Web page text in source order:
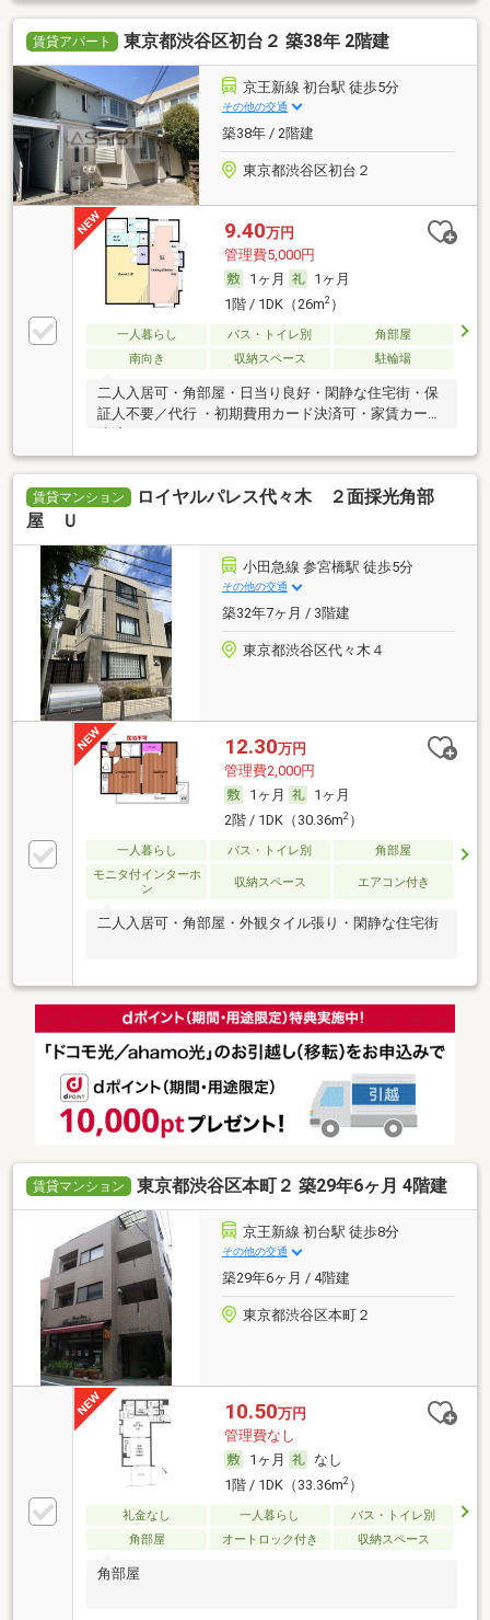
賃貸アパート 東京都渋谷区初台２ 築38年 2階建
京王新線 初台駅 徒歩5分
その他の交通
築38年 / 2階建
東京都渋谷区初台２
9.40万円
管理費5,000円
1ヶ月
1ヶ月
1階 / 1DK（26m2）
一人暮らし バス・トイレ別
角部屋
南向き
収納スペース 駐輪場
二人入居可・角部屋・日当り良好・閑静な住宅街・保
証人不要／代行 ・初期費用カード決済可・家賃カード
賃貸マンション
ロイヤルパレス代々木 ２面採光角部
屋 Ｕ
小田急線 参宮橋駅 徒歩5分
その他の交通
築32年7ヶ月 / 3階建
東京都渋谷区代々木４
12.30万円
管理費2,000円
1ヶ月
1ヶ月
2階 / 1DK（30.36m2）
一人暮らし バス・トイレ別
角部屋
モニタ付インターホ
ン
収納スペース エアコン付き
二人入居可・角部屋・外観タイル張り・閑静な住宅街
賃貸マンション 東京都渋谷区本町２ 築29年6ヶ月 4階建
京王新線 初台駅 徒歩8分
その他の交通
築29年6ヶ月 / 4階建
東京都渋谷区本町２
10.50万円
管理費なし
1ヶ月
なし
1階 / 1DK（33.36m2）
礼金なし 一人暮らし
バス・トイレ別
角部屋
オートロック付き 収納スペース
角部屋